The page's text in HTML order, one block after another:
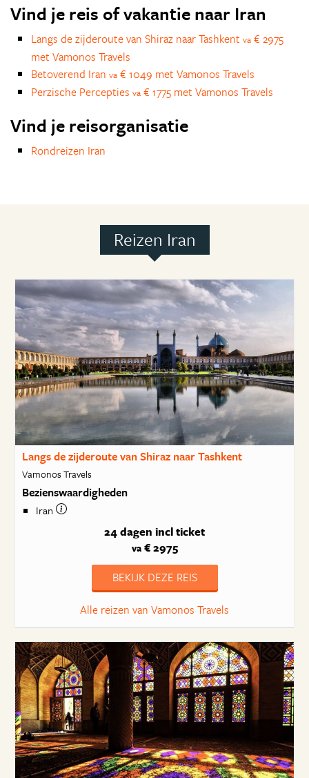
Vind je reis of vakantie naar Iran
Langs de zijderoute van Shiraz naar Tashkent va € 2975
met Vamonos Travels
Betoverend Iran va € 1049 met Vamonos Travels
Perzische Percepties va € 1775 met Vamonos Travels
Vind je reisorganisatie
Rondreizen Iran
Reizen Iran
Langs de zijderoute van Shiraz naar Tashkent
Vamonos Travels
Bezienswaardigheden
Iran
24 dagen incl ticket
va€ 2975
BEKIJK DEZE REIS
Alle reizen van Vamonos Travels